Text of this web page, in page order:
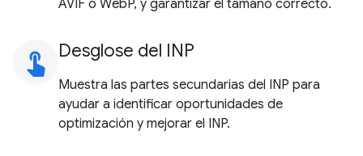
AVIF o WebP, y garantizar el tamaño correcto.
touch_app Desglose del INP
Muestra las partes secundarias del INP para
ayudar a identificar oportunidades de
optimización y mejorar el INP.